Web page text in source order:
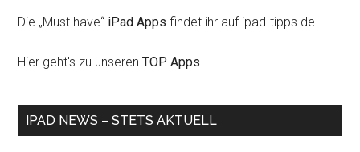
Die „Must have“ iPad Apps findet ihr auf ipad-tipps.de.
Hier geht's zu unserenTOP Apps.
IPAD NEWS – STETS AKTUELL